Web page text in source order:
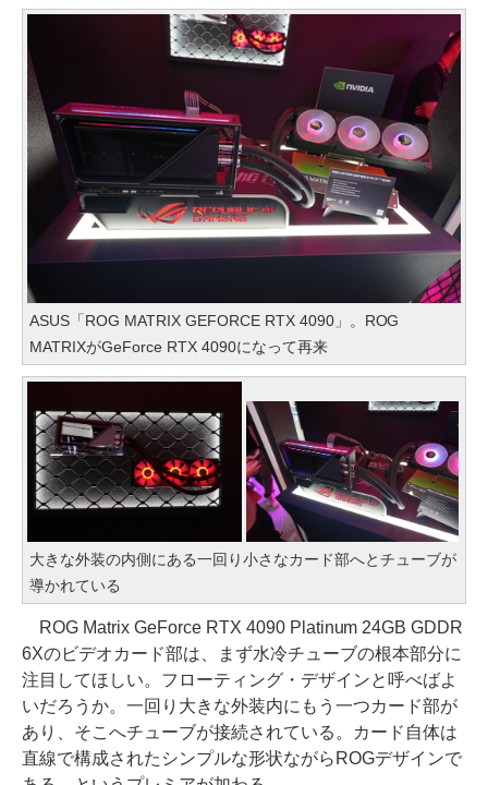
ASUS「ROG MATRIX GEFORCE RTX 4090」。ROG
MATRIXがGeForce RTX 4090になって再来
大きな外装の内側にある一回り小さなカード部へとチューブが
導かれている
ROG Matrix GeForce RTX 4090 Platinum 24GB GDDR
6Xのビデオカード部は、まず水冷チューブの根本部分に
注目してほしい。フローティング・デザインと呼べばよ
いだろうか。一回り大きな外装内にもう一つカード部が
あり、そこへチューブが接続されている。カード自体は
直線で構成されたシンプルな形状ながらROGデザインで